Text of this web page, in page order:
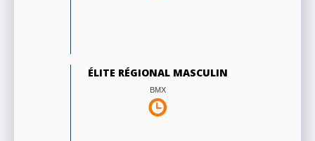
ÉLITE RÉGIONAL MASCULIN
BMX